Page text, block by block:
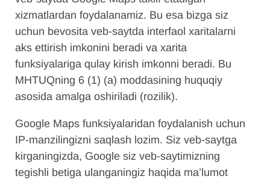
xizmatlardan foydalanamiz. Bu esa bizga siz
uchun bevosita veb-saytda interfaol xaritalarni
aks ettirish imkonini beradi va xarita
funksiyalariga qulay kirish imkonni beradi. Bu
MHTUQning 6 (1) (a) moddasining huquqiy
asosida amalga oshiriladi (rozilik).
Google Maps funksiyalaridan foydalanish uchun
IP-manzilingizni saqlash lozim. Siz veb-saytga
kirganingizda, Google siz veb-saytimizning
tegishli betiga ulanganingiz haqida ma’lumot